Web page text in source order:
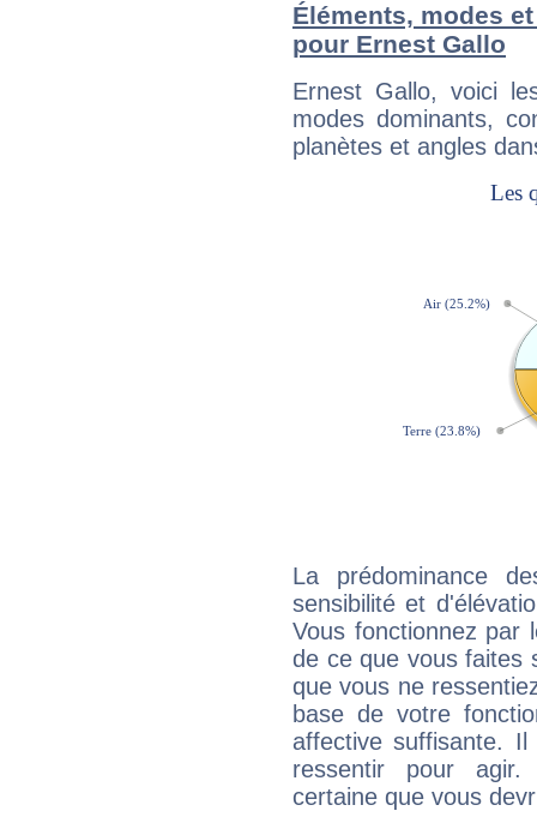
Éléments, modes
pour Ernest Gallo
Ernest Gallo, voici
modes dominants,
planètes et angles
La prédominance
sensibilité et
Vous fonctionnez
de ce que vous faites
que vous ne
base de votre
affective suffisante.
ressentir pour agir.
certaine que vous